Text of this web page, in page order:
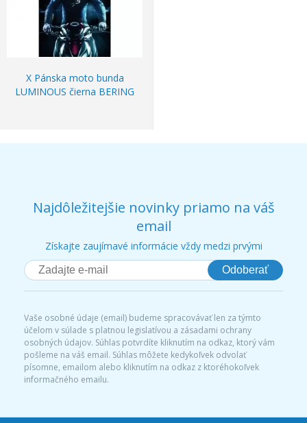
X Pánska moto bunda
LUMINOUS čierna BERING
Najdôležitejšie novinky priamo na váš
email
Získajte zaujímavé informácie vždy medzi prvými
Odoberať
Vaše osobné údaje (email) budeme spracovávať len za týmto
účelom v súlade s platnou legislatívou a zásadami ochrany
osobných údajov. Súhlas potvrdíte kliknutím na odkaz, ktorý vám
pošleme na váš email. Súhlas môžete kedykoľvek odvolať
písomne, emailom alebo kliknutím na odkaz z ktoréhokoľvek
informačného emailu.